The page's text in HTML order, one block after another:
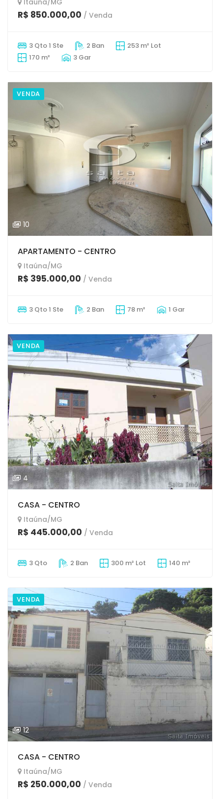
R$ 850.000,00 / Venda
3 Qto 1 Ste 2 Ban
253 m² Lot
170 m²
3 Gar
VENDA
10
APARTAMENTO - CENTRO
Itaúna/MG
R$ 395.000,00 / Venda
3 Qto 1 Ste 2 Ban 78 m² 1 Gar
VENDA
4
CASA - CENTRO
Itaúna/MG
R$ 445.000,00 / Venda
3 Qto 2 Ban 300 m² Lot 140 m²
VENDA
12
CASA - CENTRO
Itaúna/MG
R$ 250.000,00 / Venda